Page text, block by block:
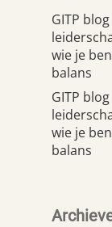
GITP
wie je
balans
GITP
wie je
balans